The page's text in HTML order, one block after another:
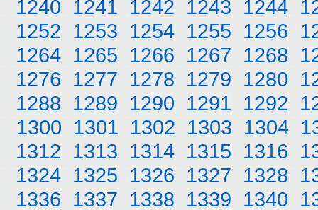
1240 1241 1242 1243 1244
1252 1253 1254 1255 1256
1264 1265 1266 1267 1268
1276 1277 1278 1279 1280
1288 1289 1290 1291 1292
1300 1301 1302 1303 1304
1312 1313 1314 1315 1316
1324 1325 1326 1327 1328
1336 1337 1338 1339 1340